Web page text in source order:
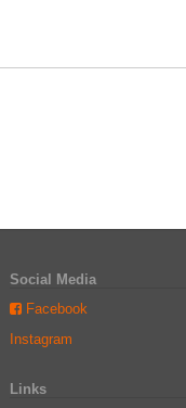
Social Media
Facebook
Instagram
Links